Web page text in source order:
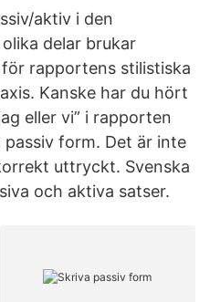
aktiv i den
delar brukar
rapportens stilistiska
Kanske har du hört
eller vi” i rapporten
form. Det är inte
uttryckt. Svenska
och aktiva satser.